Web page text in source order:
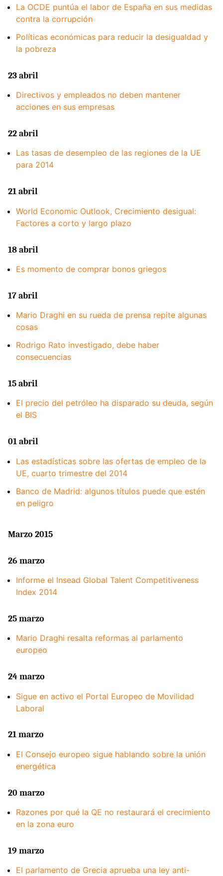
La OCDE puntúa el labor de España en sus medidas
contra la corrupción
Políticas económicas para reducir la desigualdad y
la pobreza
23 abril
Directivos y empleados no deben mantener
acciones en sus empresas
22 abril
Las tasas de desempleo de las regiones de la UE
para 2014
21 abril
World Economic Outlook, Crecimiento desigual:
Factores a corto y largo plazo
18 abril
Es momento de comprar bonos griegos
17 abril
Mario Draghi en su rueda de prensa repite algunas
cosas
Rodrigo Rato investigado, debe haber
consecuencias
15 abril
El precio del petróleo ha disparado su deuda, según
el BIS
01 abril
Las estadísticas sobre las ofertas de empleo de la
UE, cuarto trimestre del 2014
Banco de Madrid: algunos títulos puede que estén
en peligro
Marzo 2015
26 marzo
Informe el Insead Global Talent Competitiveness
Index 2014
25 marzo
Mario Draghi resalta reformas al parlamento
europeo
24 marzo
Sigue en activo el Portal Europeo de Movilidad
Laboral
21 marzo
El Consejo europeo sigue hablando sobre la unión
energética
20 marzo
Razones por qué la QE no restaurará el crecimiento
en la zona euro
19 marzo
El parlamento de Grecia aprueba una ley anti-